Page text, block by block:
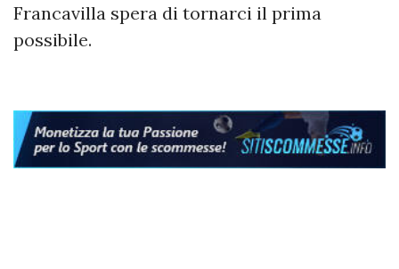
Francavilla spera di tornarci il prima
possibile.